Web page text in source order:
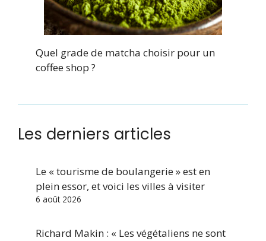
Quel grade de matcha choisir pour un
coffee shop ?
Les derniers articles
Le « tourisme de boulangerie » est en
plein essor, et voici les villes à visiter
6 août 2026
Richard Makin : « Les végétaliens ne sont